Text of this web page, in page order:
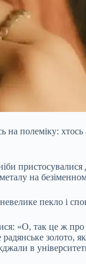
на полеміку:
на
пекло і
«О, так це ж
золото,
в